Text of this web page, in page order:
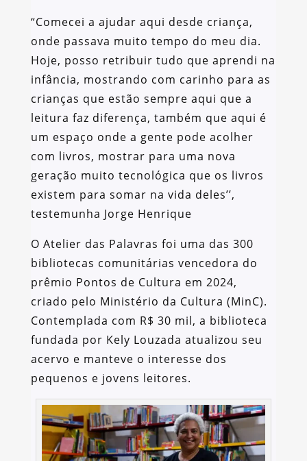
“Comecei a ajudar aqui desde criança,
onde passava muito tempo do meu dia.
Hoje, posso retribuir tudo que aprendi na
infância, mostrando com carinho para as
crianças que estão sempre aqui que a
leitura faz diferença, também que aqui é
um espaço onde a gente pode acolher
com livros, mostrar para uma nova
geração muito tecnológica que os livros
existem para somar na vida deles’’,
testemunha Jorge Henrique
O Atelier das Palavras foi uma das 300
bibliotecas comunitárias vencedora do
prêmio Pontos de Cultura em 2024,
criado pelo Ministério da Cultura (MinC).
Contemplada com R$ 30 mil, a biblioteca
fundada por Kely Louzada atualizou seu
acervo e manteve o interesse dos
pequenos e jovens leitores.